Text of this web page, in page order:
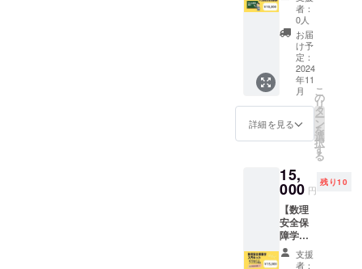
後日
メール
にてお
知らせ
致しま
す。 ※
欠席さ
当日の
資料を
す。
期限
送付さ
れてか
ら6カ
月） ＜
料金＞
5,000円
（税
込） ※1
名様分
換・チ
ケット
となり
ます。
※詳細は
後日
メール
にてお
策）
３コマ
分授業
券をお
送りし
ます。
通塾さ
れるこ
とも可
ンの授
業も対
おりま
す。 送
付され
てから
二カ月
全日程
コンプ
リート
参加
券】つ
くば会
（フェ
ルミカ
フェ）
〈数学
室・数
学が好
きにな
る教室
を開催
しま
す！〉
大人も
者：
0人
お届
け予
定：
2024
年11
月
詳細を見る
こ
の
リ
タ
ー
ン
を
選
択
す
る
15,
000 円
残り10
【数理
安全保
障学入
門キッ
トコー
支援
者：